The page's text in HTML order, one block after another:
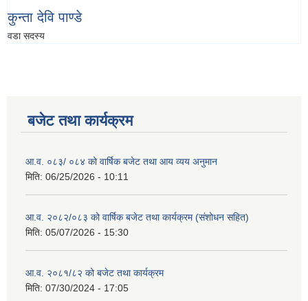
कुन्ता देवि पाण्डे
वडा सदस्य
बजेट तथा कार्यक्रम
आ.व. ०८३/ ०८४ को वार्षिक बजेट तथा आय व्यय अनुमान
मिति: 06/25/2026 - 10:11
आ.व. २०८२/०८३ को वार्षिक बजेट तथा कार्यक्रम (संशोधन सहित)
मिति: 05/07/2026 - 15:30
आ.व. २०८१/८२ को बजेट तथा कार्यक्रम
मिति: 07/30/2024 - 17:05